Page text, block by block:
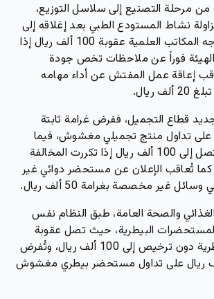
من مرحلة التصنيع إلى سلاسل التوزيع،
نشاط المستودع الطبي بعد إغلاقه إلى
100 ألف ريال، وتواجه المكاتب العلمية عقوبة 100 ألف ريال إذا
فوراً عن ملاحظات تخص جودة
إعاقة عمل المفتش عن أداء مهامه
ريال.
قطاع التجميل، ففرض غرامة ثابتة
ريال على تداول منتج تجميلي مغشوش، فيما
تضاعفت العقوبة لتصل إلى 100 ألف ريال إذا تكررت المخالفة
تُعاقب الإعلان عن مستحضر دوائي غير
غير مخصصة بغرامة 50 ألف ريال.
والصحة العامة، طبق النظام نفس
البيطرية، حيث تصل عقوبة
تصنيع الأدوية البيطرية دون ترخيص إلى 100 ألف ريال، وتُفرض
قدرها 50 ألف ريال على تداول مستحضر بيطري مغشوش